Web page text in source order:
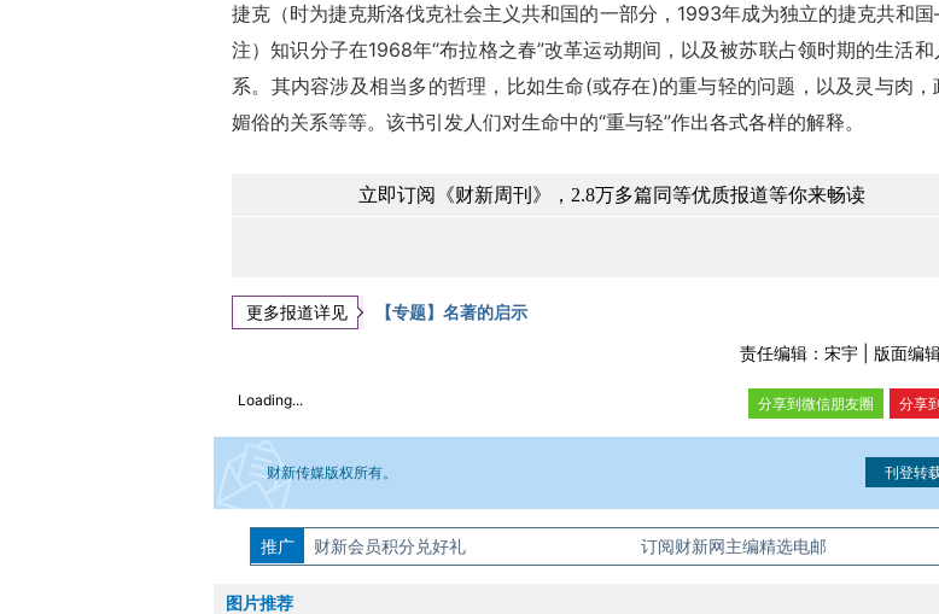
捷克（时为捷克斯洛伐克社会主义共和国的一部分，1993年成为独立的捷克共和
注）知识分子在1968年“布拉格之春”改革运动期间，以及被苏联占领时期的生活和
系。其内容涉及相当多的哲理，比如生命(或存在)的重与轻的问题，以及灵与肉，
媚俗的关系等等。该书引发人们对生命中的“重与轻”作出各式各样的解释。
立即订阅《财新周刊》，2.8万多篇同等优质报道等你来畅读
更多报道详见
【专题】名著的启示
责任编辑：宋宇 | 版面编
Loading... 分享
分享到微信朋友圈
财新传媒版权所有。
如需刊登转载请点击右侧按钮，提交相关信息。经确认即可刊登转载。
推广 财新会员积分兑好礼 订阅财新网主编精选电邮
图片推荐